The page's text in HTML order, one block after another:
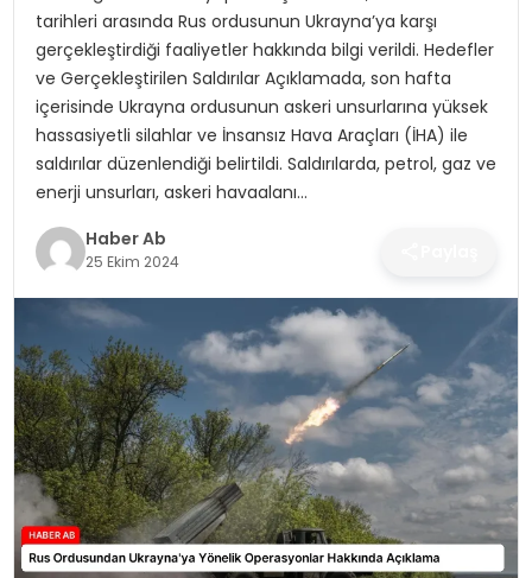
SAĞLIK
MAGAZIN
YAŞAM
tarihleri arasında Rus ordusunun Ukrayna’ya karşı
gerçekleştirdiği faaliyetler hakkında bilgi verildi. Hedefler
ve Gerçekleştirilen Saldırılar Açıklamada, son hafta
içerisinde Ukrayna ordusunun askeri unsurlarına yüksek
hassasiyetli silahlar ve İnsansız Hava Araçları (İHA) ile
saldırılar düzenlendiği belirtildi. Saldırılarda, petrol, gaz ve
enerji unsurları, askeri havaalanı…
Haber Ab
25 Ekim 2024